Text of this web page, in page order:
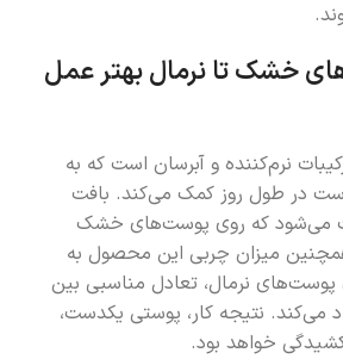
خشک تا نرمال بهتر عمل
نرم‌کننده و آبرسان است که به
در طول روز کمک می‌کند. بافت
می‌شود که روی پوست‌های خشک
میزان چربی این محصول به
پوست‌های نرمال، تعادل مناسبی بین
نتیجه کار، پوستی یکدست،
خواهد بود.